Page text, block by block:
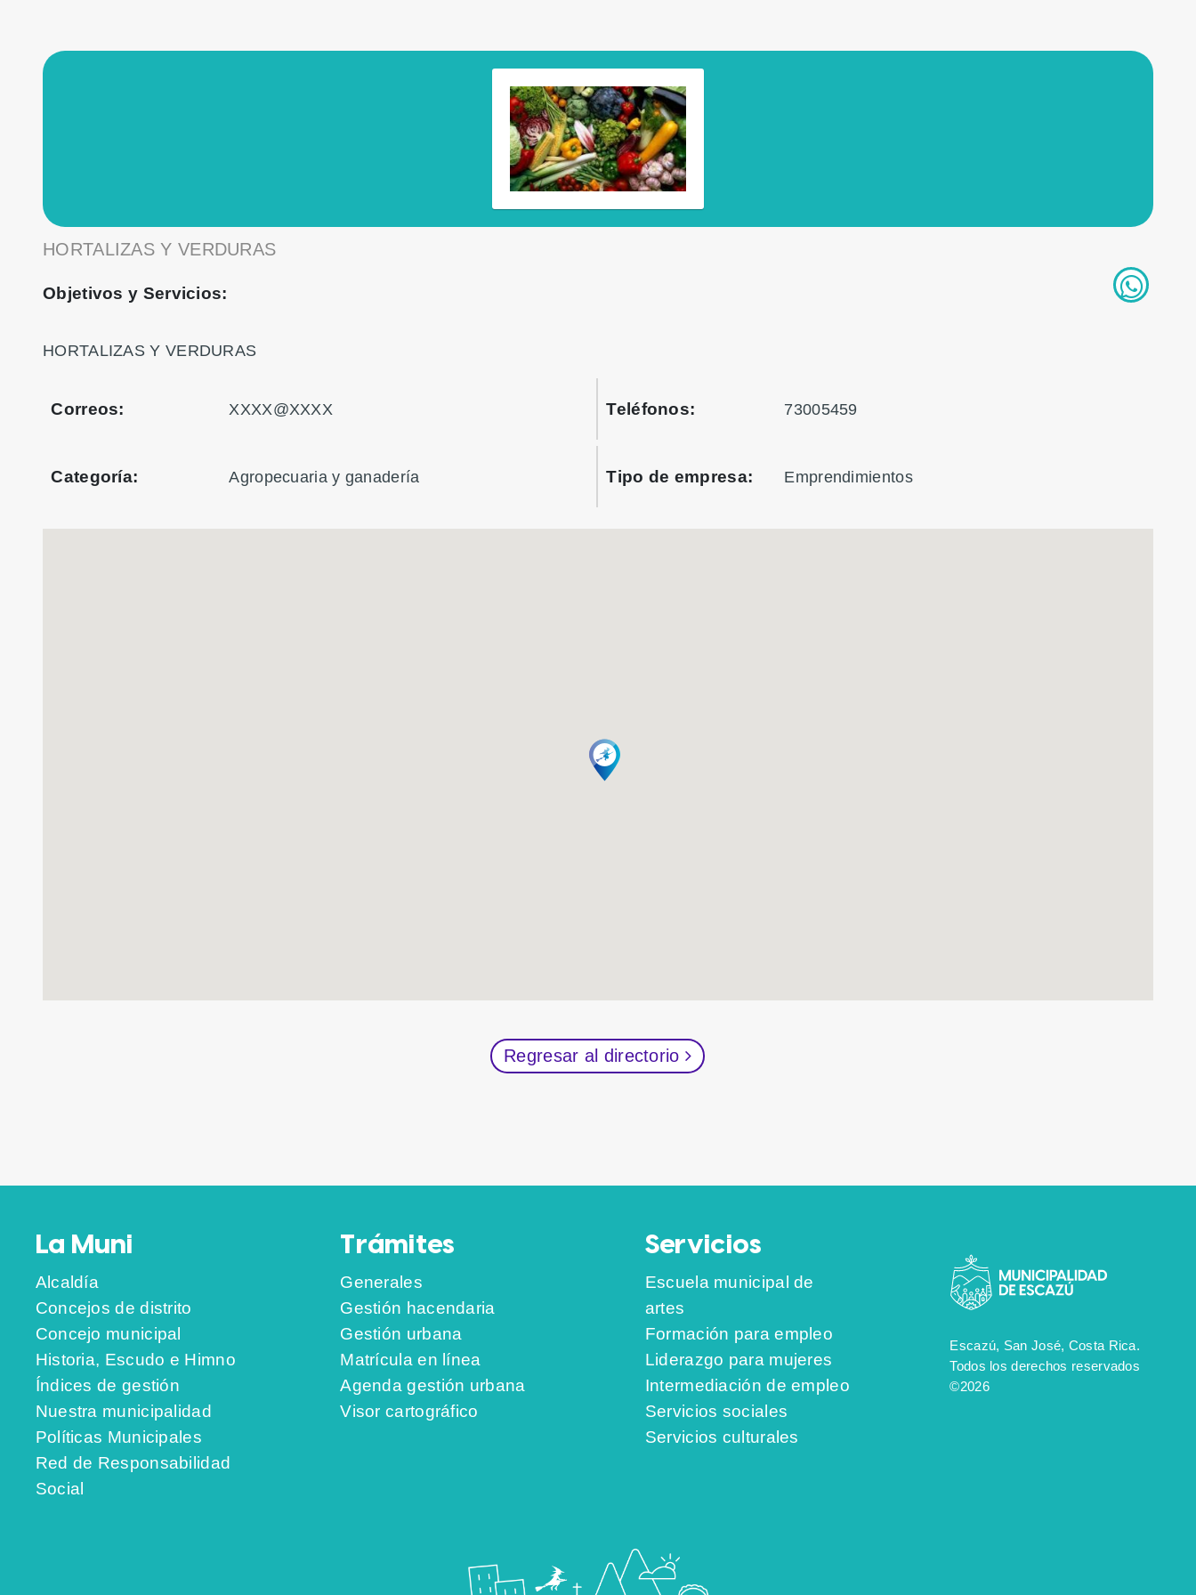
HORTALIZAS Y VERDURAS
Objetivos y Servicios:
HORTALIZAS Y VERDURAS
Correos: XXXX@XXXX Teléfonos: 73005459
Categoría: Agropecuaria y ganadería Tipo de empresa: Emprendimientos
Regresar al directorio
La Muni
Alcaldía
Concejos de distrito
Concejo municipal
Historia, Escudo e Himno
Índices de gestión
Nuestra municipalidad
Políticas Municipales
Red de Responsabilidad
Social
Trámites
Generales
Gestión hacendaria
Gestión urbana
Matrícula en línea
Agenda gestión urbana
Visor cartográfico
Servicios
Escuela municipal de
artes
Formación para empleo
Liderazgo para mujeres
Intermediación de empleo
Servicios sociales
Servicios culturales
Escazú, San José, Costa Rica.
Todos los derechos reservados
©2026